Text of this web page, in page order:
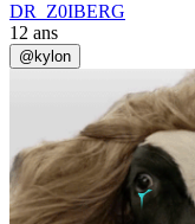
DR_Z0IBERG
12 ans
@ kylon